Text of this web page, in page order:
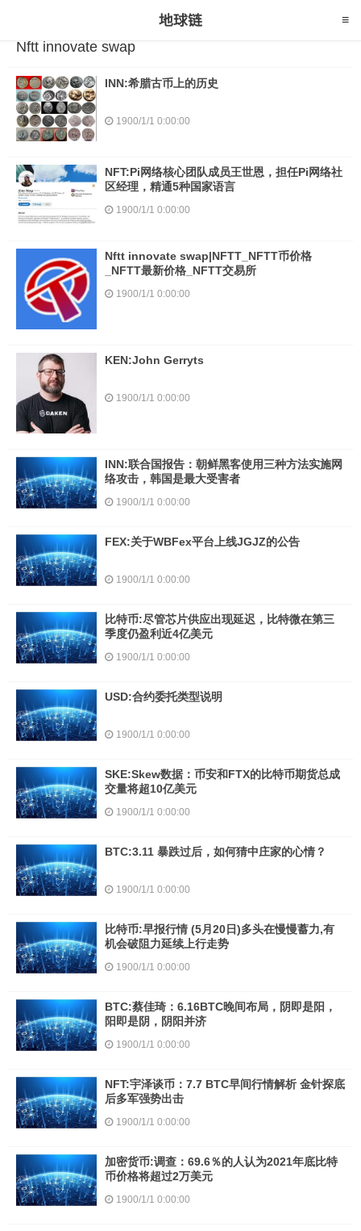
Nftt innovate swap
INN:希腊古币上的历史
1900/1/1 0:00:00
NFT:Pi网络核心团队成员王世恩，担任Pi网络社
区经理，精通5种国家语言
1900/1/1 0:00:00
Nftt innovate swap|NFTT_NFTT币价格
_NFTT最新价格_NFTT交易所
1900/1/1 0:00:00
KEN:John Gerryts
1900/1/1 0:00:00
INN:联合国报告：朝鲜黑客使用三种方法实施网
络攻击，韩国是最大受害者
1900/1/1 0:00:00
FEX:关于WBFex平台上线JGJZ的公告
1900/1/1 0:00:00
比特币:尽管芯片供应出现延迟，比特微在第三
季度仍盈利近4亿美元
1900/1/1 0:00:00
USD:合约委托类型说明
1900/1/1 0:00:00
SKE:Skew数据：币安和FTX的比特币期货总成
交量将超10亿美元
1900/1/1 0:00:00
BTC:3.11 暴跌过后，如何猜中庄家的心情？
1900/1/1 0:00:00
比特币:早报行情 (5月20日)多头在慢慢蓄力,有
机会破阻力延续上行走势
1900/1/1 0:00:00
BTC:蔡佳琦：6.16BTC晚间布局，阴即是阳，
阳即是阴，阴阳并济
1900/1/1 0:00:00
NFT:宇泽谈币：7.7 BTC早间行情解析 金针探底
后多军强势出击
1900/1/1 0:00:00
加密货币:调查：69.6％的人认为2021年底比特
币价格将超过2万美元
1900/1/1 0:00:00